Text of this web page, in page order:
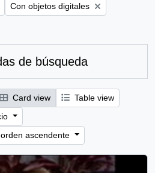
Remove filter:
Con objetos digitales
de búsqueda
Card view
Table view
ascendente